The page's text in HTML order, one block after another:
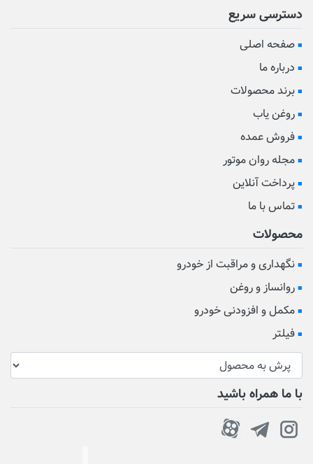
دسترسی سریع
صفحه اصلی
درباره ما
برند محصولات
روغن یاب
فروش عمده
مجله روان موتور
پرداخت آنلاین
تماس با ما
محصولات
نگهداری و مراقبت از خودرو
روانساز و روغن
مکمل و افزودنی خودرو
فیلتر
با ما همراه باشید